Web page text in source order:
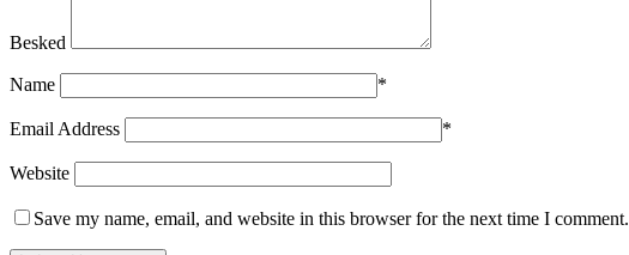
Besked
Name *
Email Address *
Website
Save my name, email, and website in this browser for the next time I comment.